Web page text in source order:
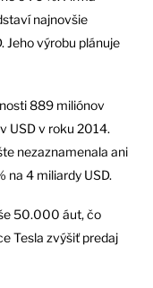
najnovšie
Jeho výrobu plánuje
889 miliónov
USD v roku 2014.
nezaznamenala ani
na 4 miliardy USD.
50.000 áut, čo
Tesla zvýšiť predaj